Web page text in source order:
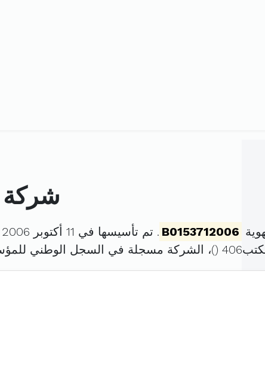
شركة
B0153712006 . تم تأسيسها في 11 أكتوبر 2006 برأس مال قدره
)، الشركة مسجلة في السجل الوطني